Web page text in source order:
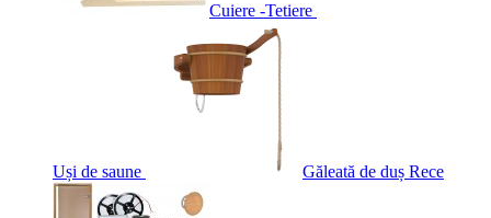
Cuiere -Tetiere
Uși de saune Găleată de duș Rece